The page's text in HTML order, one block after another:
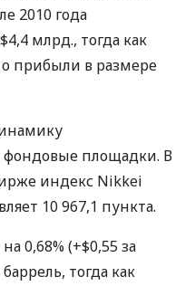
2010 года
млрд., тогда как
прибыли в размере
фондовые площадки. В
индекс Nikkei
10 967,1 пункта.
0,68% (+$0,55 за
тогда как